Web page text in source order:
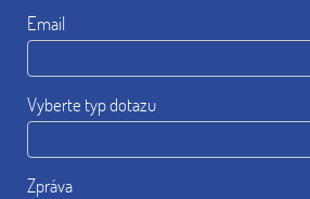
Email
Vyberte typ dotazu
Zpráva